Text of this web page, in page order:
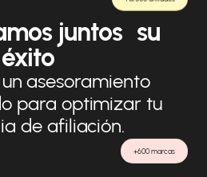
+600 marcas
juntos su
éxito
asesoramiento
para optimizar tu
de afiliación.